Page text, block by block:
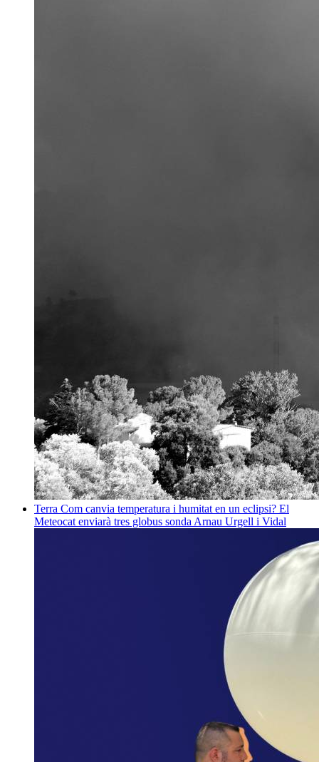
Terra Com canvia temperatura i humitat en un eclipsi? El
Meteocat enviarà tres globus sonda Arnau Urgell i Vidal